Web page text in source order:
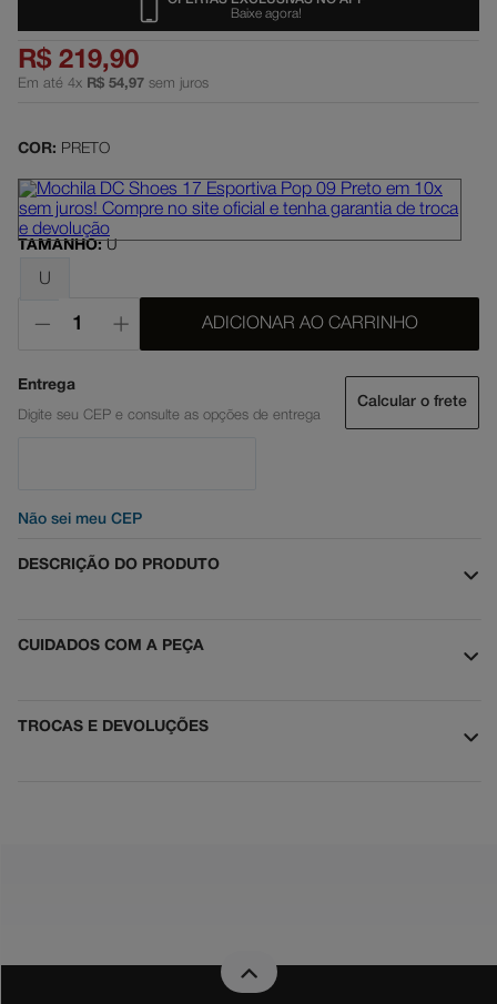
Baixe agora!
R$ 219,90
Em até 4x R$ 54,97 sem juros
COR: PRETO
TAMANHO: U
U
ADICIONAR AO CARRINHO
Não sei meu CEP
Calcular o frete
DESCRIÇÃO DO PRODUTO
CUIDADOS COM A PEÇA
TROCAS E DEVOLUÇÕES
5º dc shoes
6º boné
8º mochila
9º court graffik
10º anvil